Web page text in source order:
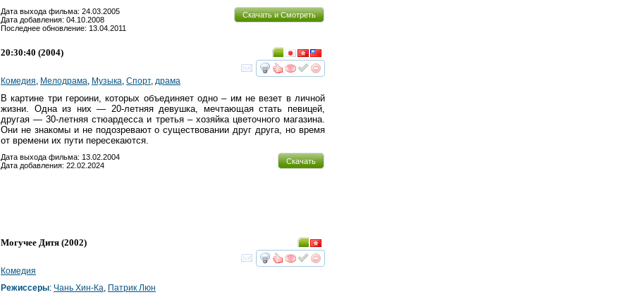
Скачать и Смотреть
Дата выхода фильма: 24.03.2005
Дата добавления: 04.10.2008
Последнее обновление: 13.04.2011
смотретьинтересует
20:30:40 (2004)
Комедия Мелодрама Музыка Спорт, драма
В картине три героини, которых объединяет одно – им не везет в личной
жизни. Одна из них — 20-летняя девушка, мечтающая стать певицей,
другая — 30-летняя стюардесса и третья – хозяйка цветочного магазина.
Они не знакомы и не подозревают о существовании друг друга, но время
от времени их пути пересекаются.
Скачать
Дата выхода фильма: 13.02.2004
Дата добавления: 22.02.2024
смотретьинтересует
Могучее Дитя (2002)
Комедия
Режиссеры: Чань Хин-Ка Патрик Люн